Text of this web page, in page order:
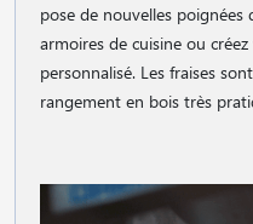
pose de nouvelles poignées
armoires de cuisine ou
personnalisé. Les fraises
rangement en bois très